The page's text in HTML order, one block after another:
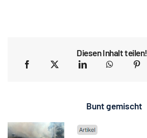
Diesen Inhalt teilen!
Bunt gemischt